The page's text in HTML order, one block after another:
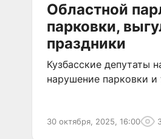
Областной
парковки,
праздники
Кузбасские депутаты
нарушение парковки
30 октября, 2025, 16:00